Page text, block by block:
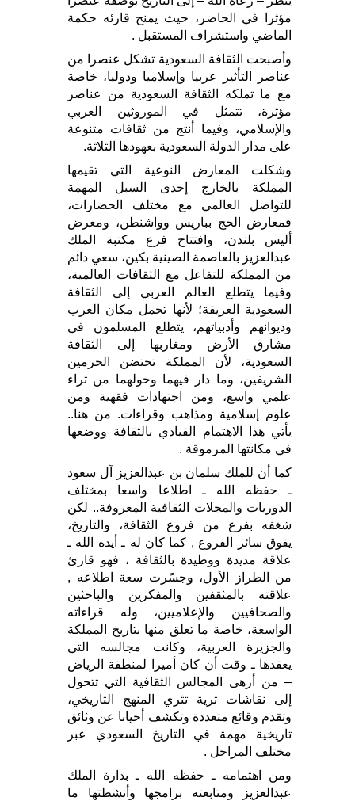
مؤثرا في الحاضر، حيث يمنح قارئه حكمة
الماضي واستشراف المستقبل .
وأصبحت الثقافة السعودية تشكل عنصرا من
عناصر التأثير عربيا وإسلاميا ودوليا، خاصة
مع ما تملكه الثقافة السعودية من عناصر
مؤثرة، تتمثل في الموروثين العربي
والإسلامي، وفيما أنتج من ثقافات متنوعة
على مدار الدولة السعودية بعهودها الثلاثة.
وشكلت المعارض النوعية التي تقيمها
المملكة بالخارج إحدى السبل المهمة
للتواصل العالمي مع مختلف الحضارات،
فمعارض الحج بباريس وواشنطن، ومعرض
أليس بلندن، وافتتاح فرع مكتبة الملك
عبدالعزيز بالعاصمة الصينية بكين، سعي دائم
من المملكة للتفاعل مع الثقافات العالمية،
وفيما يتطلع العالم العربي إلى الثقافة
السعودية العريقة؛ لأنها تحمل مكان العرب
وديوانهم وأدبياتهم، يتطلع المسلمون في
مشارق الأرض ومغاربها إلى الثقافة
السعودية، لأن المملكة تحتضن الحرمين
الشريفين، وما دار فيهما وحولهما من ثراء
علمي واسع، ومن اجتهادات فقهية ومن
علوم إسلامية ومذاهب وقراءات. من هنا..
يأتي هذا الاهتمام القيادي بالثقافة ووضعها
في مكانتها المرموقة .
كما أن للملك سلمان بن عبدالعزيز آل سعود
ـ حفظه الله ـ اطلاعا واسعا بمختلف
الدوريات والمجلات الثقافية المعروفة.. لكن
شغفه بفرع من فروع الثقافة، والتاريخ،
يفوق سائر الفروع , كما كان له ـ أيده الله ـ
علاقة مديدة ووطيدة بالثقافة ، فهو قارئ
من الطراز الأول، وجسًرت سعة اطلاعه ,
علاقته بالمثقفين والمفكرين والباحثين
والصحافيين والإعلاميين، وله قراءاته
الواسعة، خاصة ما تعلق منها بتاريخ المملكة
والجزيرة العربية، وكانت مجالسه التي
يعقدها ـ وقت أن كان أميرا لمنطقة الرياض
– من أزهى المجالس الثقافية التي تتحول
إلى نقاشات ثرية تثري المنهج التاريخي،
وتقدم وقائع متعددة وتكشف أحيانا عن وثائق
تاريخية مهمة في التاريخ السعودي عبر
مختلف المراحل .
ومن اهتمامه ـ حفظه الله ـ بدارة الملك
عبدالعزيز ومتابعته برامجها وأنشطتها ما